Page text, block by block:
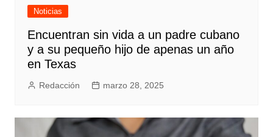
Noticias
Encuentran sin vida a un padre cubano
y a su pequeño hijo de apenas un año
en Texas
Redacción marzo 28, 2025